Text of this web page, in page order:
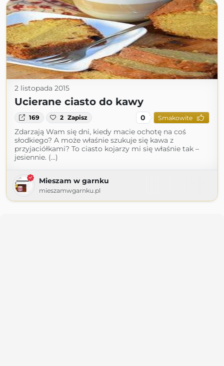
2 listopada 2015
Ucierane ciasto do kawy
169 2 Zapisz 0 Smakowite
Zdarzają Wam się dni, kiedy macie ochotę na coś
słodkiego? A może właśnie szukuje się kawa z
przyjaciółkami? To ciasto kojarzy mi się właśnie tak –
jesiennie. (...)
Mieszam w garnku
mieszamwgarnku.pl